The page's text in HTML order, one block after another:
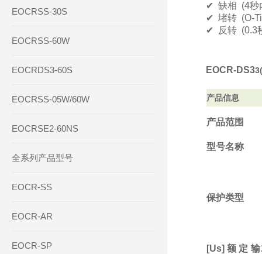
EOCRSS-30S
EOCRSS-60W
EOCRDS3-60S
EOCRSS-05W/60W
EOCRSE2-60NS
全系列产品型号
EOCR-SS
EOCR-AR
EOCR-SP
✔ 缺相 (4秒
✔ 堵转 (O-
✔ 反转 (0.3
EOCR-DS3
产品信息
产品范围
型号名称
保护类型
[Us]额定输